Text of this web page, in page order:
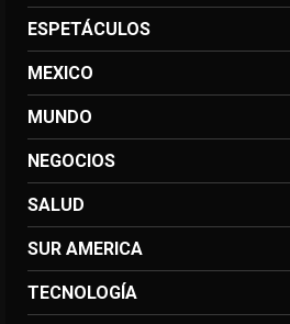
ESPETÁCULOS
MEXICO
MUNDO
NEGOCIOS
SALUD
SUR AMERICA
TECNOLOGÍA